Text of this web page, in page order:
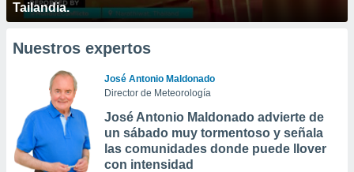
Tailandia.
Nuestros expertos
José Antonio Maldonado
Director de Meteorología
José Antonio Maldonado advierte de
un sábado muy tormentoso y señala
las comunidades donde puede llover
con intensidad